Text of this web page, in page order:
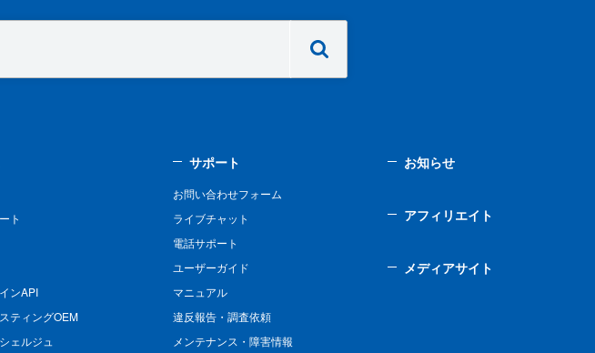
ト
ンAPI
ティングOEM
ェルジュ
サポート
お問い合わせフォーム
ライブチャット
電話サポート
ユーザーガイド
マニュアル
違反報告・調査依頼
メンテナンス・障害情報
お知らせ
アフィリエイト
メディアサイト